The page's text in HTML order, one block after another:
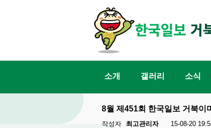
소개 갤러리 소식
8월 제451회 한국일보 거북이
작성자 최고관리자 15-08-20